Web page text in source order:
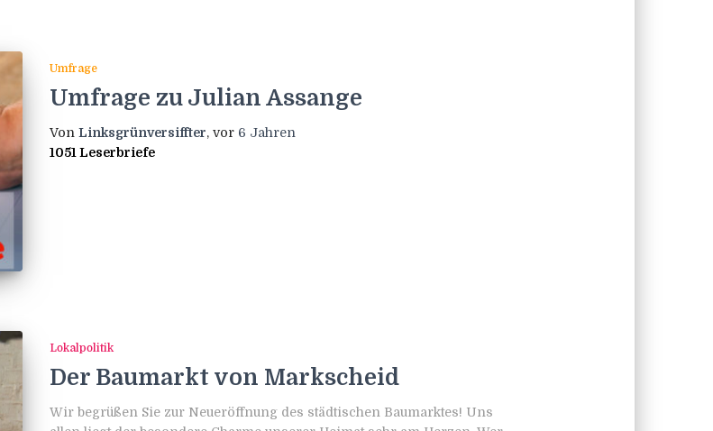
Umfrage
Umfrage zu Julian Assange
Von Linksgrünversiffter, vor 6 Jahren
1051 Leserbriefe
Lokalpolitik
Der Baumarkt von Markscheid
Wir begrüßen Sie zur Neueröffnung des städtischen Baumarktes! Uns